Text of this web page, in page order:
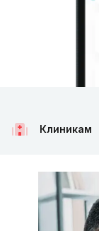
Клиникам